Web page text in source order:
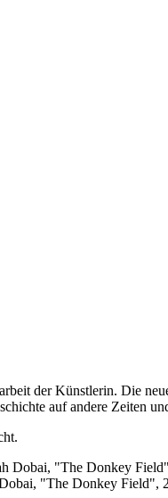
der Künstlerin. Die
auf andere Zeiten
"The Donkey Field",